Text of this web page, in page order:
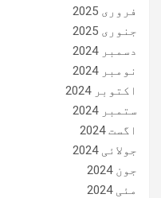
فروری 2025
جنوری 2025
دسمبر 2024
نومبر 2024
اکتوبر 2024
ستمبر 2024
اگست 2024
جولائی 2024
جون 2024
مئی 2024